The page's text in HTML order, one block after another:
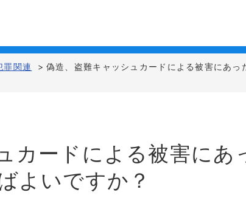
罪関連 > 偽造、盗難キャッシュカードによる被害にあ
カードによる被害にあ
よいですか？